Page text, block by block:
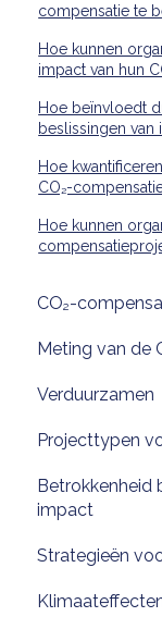
compensatie te
Hoe kunnen
impact van hun
Hoe beïnvloedt
beslissingen van
Hoe
CO₂-
Hoe kunnen
CO₂-
Meting van de
Verduurzamen
Projecttypen
Betrokkenheid
impact
Strategieën